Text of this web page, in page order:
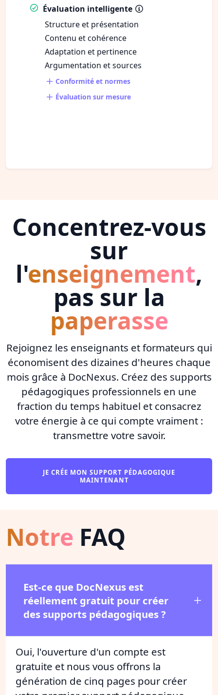
Évaluation intelligente
Structure et présentation
Contenu et cohérence
Adaptation et pertinence
Argumentation et sources
Conformité et normes
Évaluation sur mesure
Concentrez-vous
sur
l'enseignement,
pas sur la
paperasse
Rejoignez les enseignants et formateurs qui
économisent des dizaines d'heures chaque
mois grâce à DocNexus. Créez des supports
pédagogiques professionnels en une
fraction du temps habituel et consacrez
votre énergie à ce qui compte vraiment :
transmettre votre savoir.
JE CRÉE MON SUPPORT PÉDAGOGIQUE
MAINTENANT
Notre FAQ
Est-ce que DocNexus est
réellement gratuit pour créer
des supports pédagogiques ?
Oui, l'ouverture d'un compte est
gratuite et nous vous offrons la
génération de cinq pages pour créer